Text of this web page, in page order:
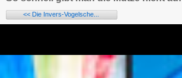
<< Die Invers-Vogelsche...